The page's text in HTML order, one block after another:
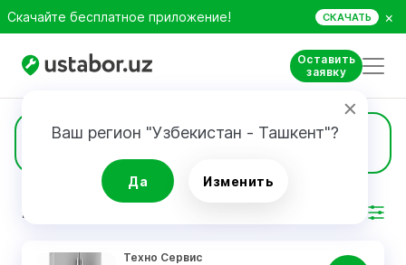
Скачайте бесплатное приложение! СКАЧАТЬ ×
Оставить
заявку
Ваш регион "Узбекистан - Ташкент"?
Да Изменить
Игровые консоли
РЕЗУЛЬТАТ
Техно Сервис